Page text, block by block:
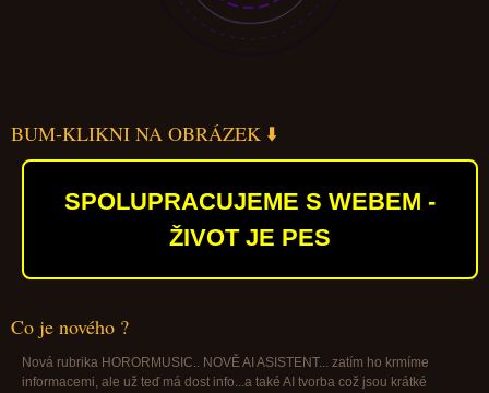
BUM-KLIKNI NA OBRÁZEK ⬇️
SPOLUPRACUJEME S WEBEM -
ŽIVOT JE PES
Co je nového ?
Nová rubrika HORORMUSIC.. NOVĚ AI ASISTENT... zatím ho krmíme
informacemi, ale už teď má dost info...a také AI tvorba což jsou krátké